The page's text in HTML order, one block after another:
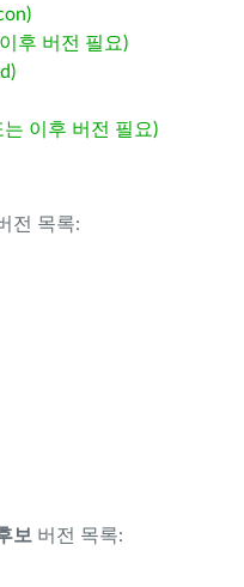
후 버전 필요)
이후 버전 필요)
전 목록:
보 버전 목록: